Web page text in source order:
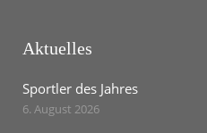
Aktuelles
Sportler des Jahres
6. August 2026